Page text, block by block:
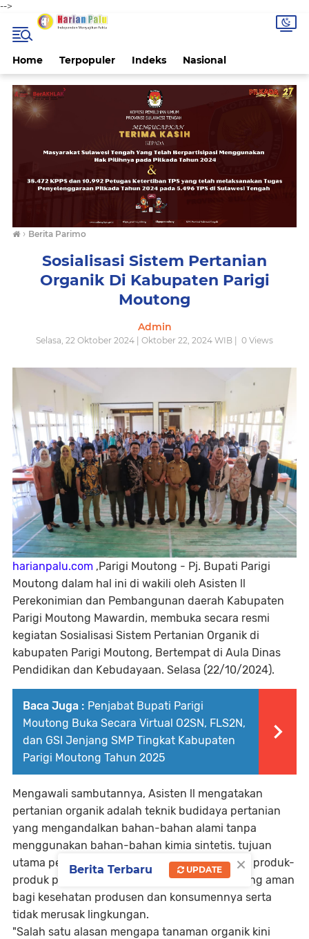
-->
Home Terpopuler Indeks Nasional
› Berita Parimo
Sosialisasi Sistem Pertanian
Organik Di Kabupaten Parigi
Moutong
Admin
Selasa, 22 Oktober 2024 | Oktober 22, 2024 WIB | 0 Views
harianpalu.com ,Parigi Moutong - Pj. Bupati Parigi
Moutong dalam hal ini di wakili oleh Asisten ll
Perekonimian dan Pembangunan daerah Kabupaten
Parigi Moutong Mawardin, membuka secara resmi
kegiatan Sosialisasi Sistem Pertanian Organik di
kabupaten Parigi Moutong, Bertempat di Aula Dinas
Pendidikan dan Kebudayaan. Selasa (22/10/2024).
Baca Juga : Penjabat Bupati Parigi
Moutong Buka Secara Virtual O2SN, FLS2N,
dan GSI Jenjang SMP Tingkat Kabupaten
Parigi Moutong Tahun 2025
Mengawali sambutannya, Asisten ll mengatakan
pertanian organik adalah teknik budidaya pertanian
yang mengandalkan bahan-bahan alami tanpa
menggunakan bahan-bahan kimia sintetis. tujuan
utama pertanian organik adalah menyediakan produk-
produk pertanian, terutama bahan pangan yang aman
bagi kesehatan produsen dan konsumennya serta
tidak merusak lingkungan.
"Salah satu alasan mengapa tanaman organik kini
×
Berita Terbaru UPDATE